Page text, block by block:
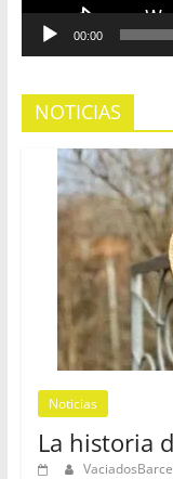
00:00
NOTICIAS
Noticias
La historia